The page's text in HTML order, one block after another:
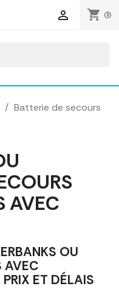
shopping_cart (0)

Batterie de secours
AVEC
OU
AVEC
ET DÉLAIS